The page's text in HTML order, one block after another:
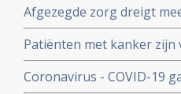
virus (COVID-19)
Afgezegde zorg dreigt
van Gupta Strategists,
Patiënten met kanker
overleden daardoor
Coronavirus - COVID-19